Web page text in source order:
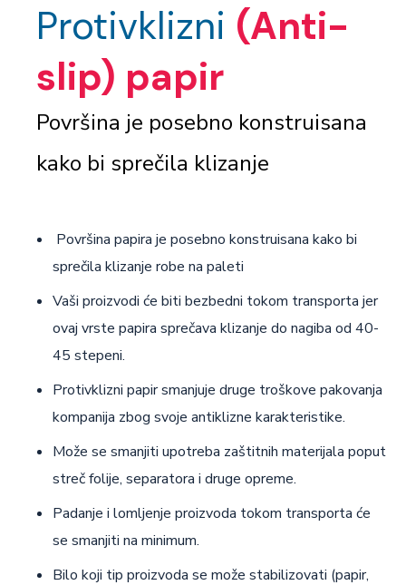
Protivklizni (Anti-
slip) papir
Površina je posebno konstruisana
kako bi sprečila klizanje
Površina papira je posebno konstruisana kako bi
sprečila klizanje robe na paleti
Vaši proizvodi će biti bezbedni tokom transporta jer
ovaj vrste papira sprečava klizanje do nagiba od 40-
45 stepeni.
Protivklizni papir smanjuje druge troškove pakovanja
kompanija zbog svoje antiklizne karakteristike.
Može se smanjiti upotreba zaštitnih materijala poput
streč folije, separatora i druge opreme.
Padanje i lomljenje proizvoda tokom transporta će
se smanjiti na minimum.
Bilo koji tip proizvoda se može stabilizovati (papir,